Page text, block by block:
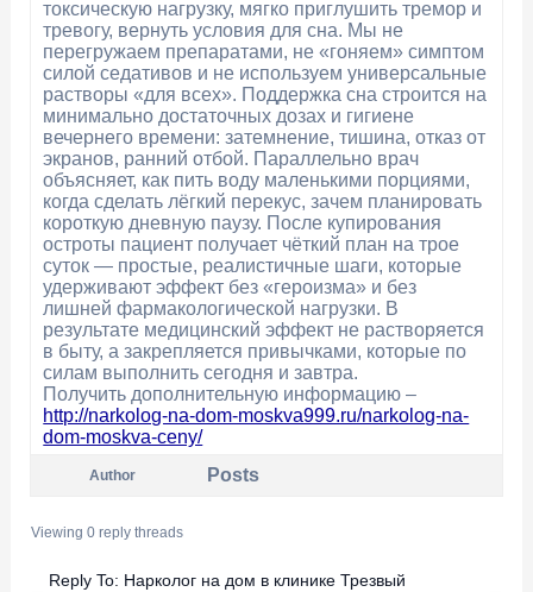
токсическую нагрузку, мягко приглушить тремор и
тревогу, вернуть условия для сна. Мы не
перегружаем препаратами, не «гоняем» симптом
силой седативов и не используем универсальные
растворы «для всех». Поддержка сна строится на
минимально достаточных дозах и гигиене
вечернего времени: затемнение, тишина, отказ от
экранов, ранний отбой. Параллельно врач
объясняет, как пить воду маленькими порциями,
когда сделать лёгкий перекус, зачем планировать
короткую дневную паузу. После купирования
остроты пациент получает чёткий план на трое
суток — простые, реалистичные шаги, которые
удерживают эффект без «героизма» и без
лишней фармакологической нагрузки. В
результате медицинский эффект не растворяется
в быту, а закрепляется привычками, которые по
силам выполнить сегодня и завтра.
Получить дополнительную информацию –
http://narkolog-na-dom-moskva999.ru/narkolog-na-
dom-moskva-ceny/
Author Posts
Viewing 0 reply threads
Reply To: Нарколог на дом в клинике Трезвый